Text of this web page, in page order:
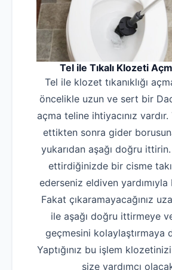
Tel ile Tıkalı Klozeti
Tel ile klozet tıkanıklığı
öncelikle uzun ve sert bir
açma teline ihtiyacınız
ettikten sonra gider
yukarıdan aşağı doğru
ettirdiğinizde bir cisme
ederseniz eldiven yardımıyla
Fakat çıkaramayacağınız
ile aşağı doğru ittirmeye
geçmesini kolaylaştırmaya
Yaptığınız bu işlem
size yardımcı